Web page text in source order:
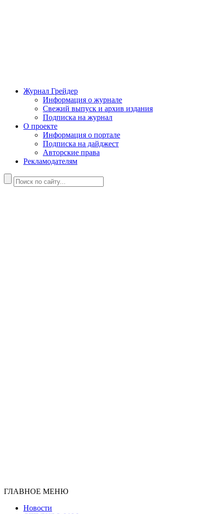
Журнал Грейдер
Информация о журнале
Свежий выпуск и архив издания
Подписка на журнал
О проекте
Информация о портале
Подписка на дайджест
Авторские права
Рекламодателям
ГЛАВНОЕ МЕНЮ
Новости